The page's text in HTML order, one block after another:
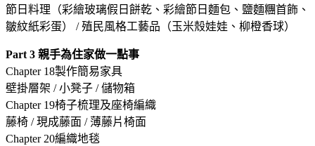
節日料理（彩繪玻璃假日餅乾、彩繪節日麵包、鹽麵糰首飾、
皺紋紙彩蛋） / 殖民風格工藝品（玉米殼娃娃、柳橙香球）
Part 3 親手為住家做一點事
Chapter 18製作簡易家具
壁掛層架 / 小凳子 / 儲物箱
Chapter 19椅子梳理及座椅編織
藤椅 / 現成藤面 / 薄藤片椅面
Chapter 20編織地毯